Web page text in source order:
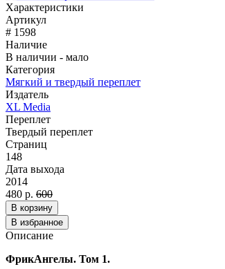
Характеристики
Артикул
# 1598
Наличие
В наличии - мало
Категория
Мягкий и твердый переплет
Издатель
XL Media
Переплет
Твердый переплет
Страниц
148
Дата выхода
2014
480 р. 600
В корзину
В избранное
Описание
ФрикАнгелы. Том 1.